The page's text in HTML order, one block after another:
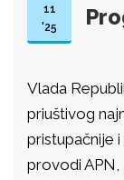
11
'25
Vlada
priuštivog
pristupačnije
provodi APN,